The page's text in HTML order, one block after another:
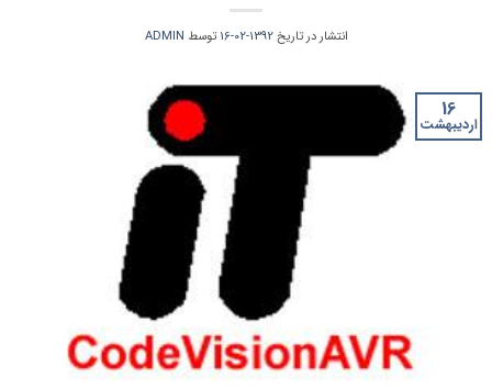
انتشار در تاریخ1392-02-16 توسط ADMIN
16
اردیبهشت